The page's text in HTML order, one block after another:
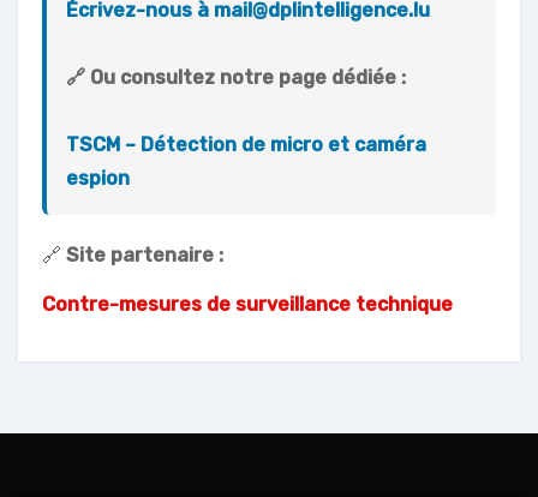
Écrivez-nous à mail@dplintelligence.lu
🔗 Ou consultez notre page dédiée :
TSCM – Détection de micro et caméra
espion
🔗 Site partenaire :
Contre-mesures de surveillance technique